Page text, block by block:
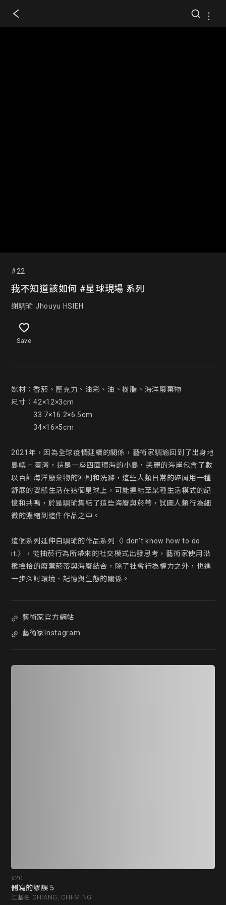
#22
我不知道該如何 #星球現場 系列
謝騆瑜 Jhouyu HSIEH
Save
媒材：香菸、壓克力、油彩、油、樹脂、海洋廢棄物
尺寸：42×12×3cm
33.7×16.2×6.5cm
34×16×5cm
2021年，因為全球疫情延續的關係，藝術家騆瑜回到了出身地
島嶼 – 臺灣，這是一座四面環海的小島，美麗的海岸包含了數
以百計海洋廢棄物的沖刷和洗滌，這些人類日常的碎屑用一種
舒展的姿態生活在這個星球上，可能連結至某種生活模式的記
憶和共鳴，於是騆瑜集結了這些海廢與菸蒂，試圖人類行為細
微的濃縮到這件作品之中。
這個系列延伸自騆瑜的作品系列〈I don't know how to do
it.〉，從抽菸行為所帶來的社交模式出發思考，藝術家使用沿
攤撿拾的廢棄菸蒂與海廢結合，除了社會行為權力之外，也進
一步探討環境、記憶與生態的關係。
藝術家官方網站
藝術家Instagram
#20
側寫的謬誤 5
江基名 CHIANG, CHI-MING